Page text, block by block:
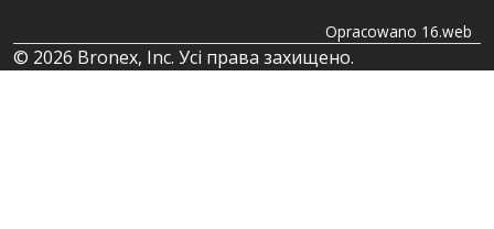
Opracowano 16.web
© 2026 Bronex, Inc. Усі права захищено.